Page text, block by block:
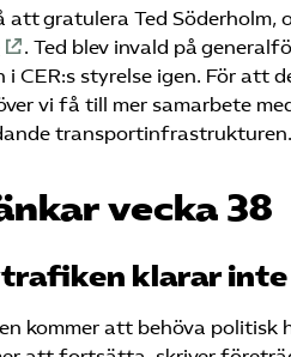
att gratulera Ted
. Ted blev invald på
i CER:s styrelse igen. För
vi få till mer samarbete
transportinfrastrukturen.
vecka 38
klarar
kommer att behöva